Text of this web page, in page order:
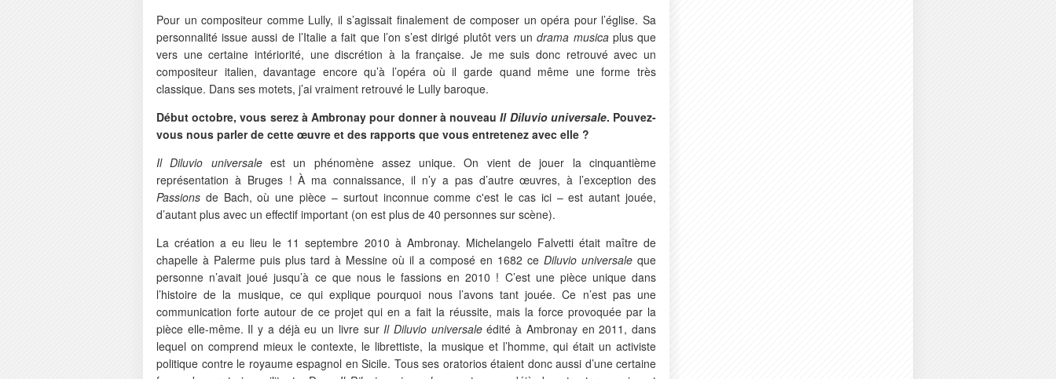
Pour un compositeur comme Lully, il s’agissait finalement de composer un opéra pour l’église. Sa
personnalité issue aussi de l’Italie a fait que l’on s’est dirigé plutôt vers undrama musicaplus que
vers une certaine intériorité, une discrétion à la française. Je me suis donc retrouvé avec un
compositeur italien, davantage encore qu’à l’opéra où il garde quand même une forme très
classique. Dans ses motets, j’ai vraiment retrouvé le Lully baroque.
Début octobre, vous serez à Ambronay pour donner à nouveauIl Diluvio universale. Pouvez-
vous nous parler de cette œuvre et des rapports que vous entretenez avec elle ?
Il Diluvio universale est un phénomène assez unique. On vient de jouer la cinquantième
représentation à Bruges ! À ma connaissance, il n’y a pas d’autre œuvres, à l’exception des
Passions de Bach, où une pièce – surtout inconnue comme c'est le cas ici – est autant jouée,
d’autant plus avec un effectif important (on est plus de 40 personnes sur scène).
La création a eu lieu le 11 septembre 2010 à Ambronay. Michelangelo Falvetti était maître de
chapelle à Palerme puis plus tard à Messine où il a composé en 1682 ce Diluvio universale que
personne n’avait joué jusqu’à ce que nous le fassions en 2010 ! C’est une pièce unique dans
l’histoire de la musique, ce qui explique pourquoi nous l’avons tant jouée. Ce n’est pas une
communication forte autour de ce projet qui en a fait la réussite, mais la force provoquée par la
pièce elle-même. Il y a déjà eu un livre sur Il Diluvio universaleédité à Ambronay en 2011, dans
lequel on comprend mieux le contexte, le librettiste, la musique et l’homme, qui était un activiste
politique contre le royaume espagnol en Sicile. Tous ses oratorios étaient donc aussi d’une certaine